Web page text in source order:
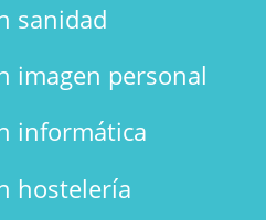
sanidad
imagen personal
informática
hostelería